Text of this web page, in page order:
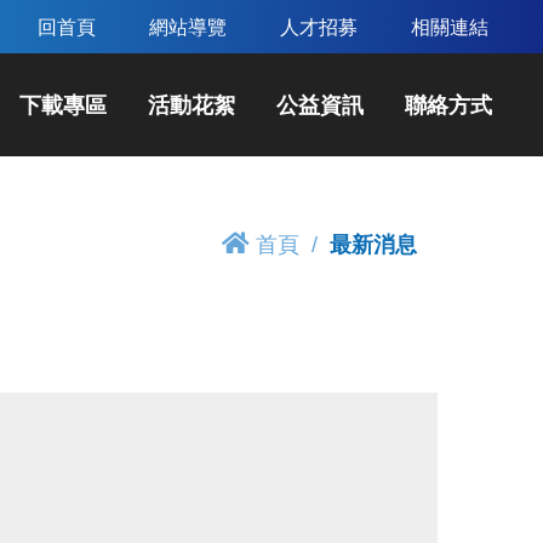
回首頁 網站導覽 人才招募 相關連結
下載專區 活動花絮 公益資訊 聯絡方式
首頁 最新消息